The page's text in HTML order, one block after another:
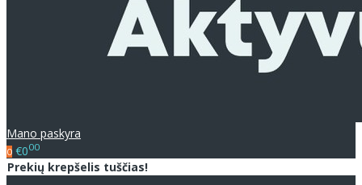
Mano paskyra
0 €000
Prekių krepšelis tuščias!